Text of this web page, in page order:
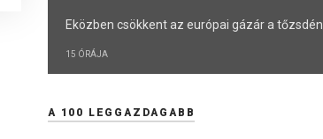
Eközben csökkent az európai gázár a tőzsdén.
15 ÓRÁJA
A 100 LEGGAZDAGABB